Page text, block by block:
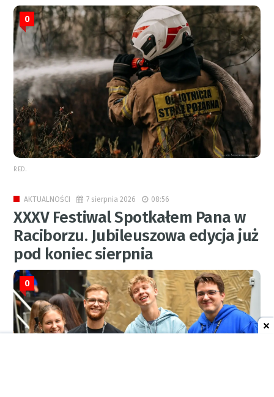
0
RED.
AKTUALNOŚCI 7 sierpnia 2026 08:56
XXXV Festiwal Spotkałem Pana w
Raciborzu. Jubileuszowa edycja już
pod koniec sierpnia
0